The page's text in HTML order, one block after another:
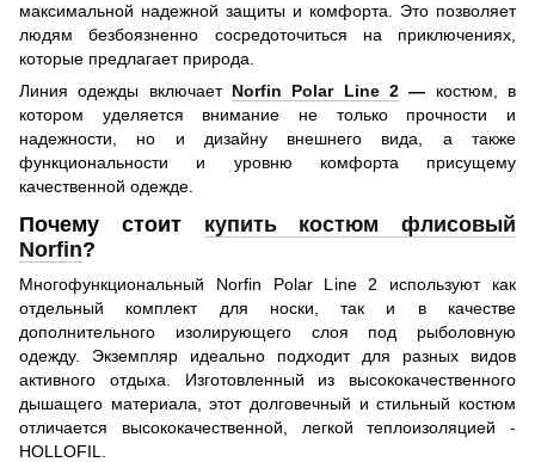
максимальной надежной защиты и комфорта. Это позволяет
людям безбоязненно сосредоточиться на приключениях,
которые предлагает природа.
Линия одежды включает Norfin Polar Line 2 — костюм,
в
котором уделяется внимание не только прочности и
надежности, но и дизайну внешнего вида, а также
функциональности и уровню комфорта присущему
качественной одежде.
Почему стоит купить костюм флисовый
Norfin?
Многофункциональный Norfin Polar Line 2 используют как
отдельный комплект для носки, так и в качестве
дополнительного изолирующего слоя под рыболовную
одежду. Экземпляр идеально подходит для разных видов
активного отдыха. Изготовленный из высококачественного
дышащего материала, этот долговечный и стильный костюм
отличается высококачественной, легкой теплоизоляцией -
HOLLOFIL.